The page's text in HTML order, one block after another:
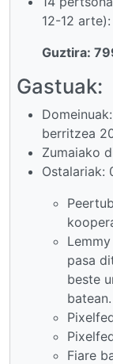
12-12
Guztira:
Gastuak:
berritzea
Zumaiako
Ostalariak:
pasa
beste
batean.
Fiare